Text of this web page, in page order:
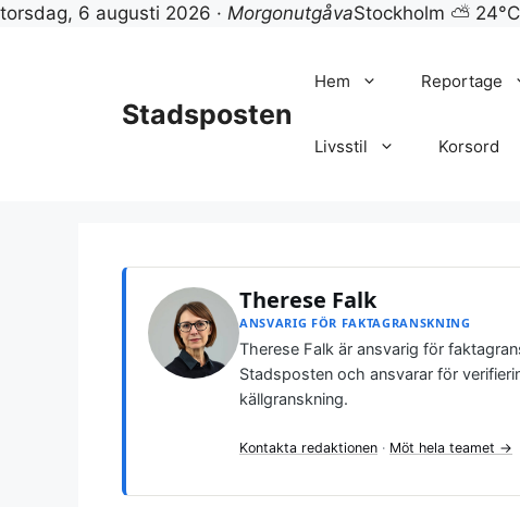
torsdag, 6 augusti 2026 · MorgonutgåvaStockholm ⛅ 24°C
Stadsposten
Hem Reportage
Livsstil Korsord
Therese Falk
ANSVARIG FÖR FAKTAGRANSKNING
Therese Falk är ansvarig för
Stadsposten och ansvarar för
källgranskning.
Kontakta redaktionen · Möt hela teamet →